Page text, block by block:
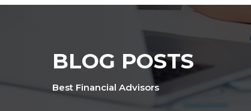
BLOG POSTS
Best Financial Advisors